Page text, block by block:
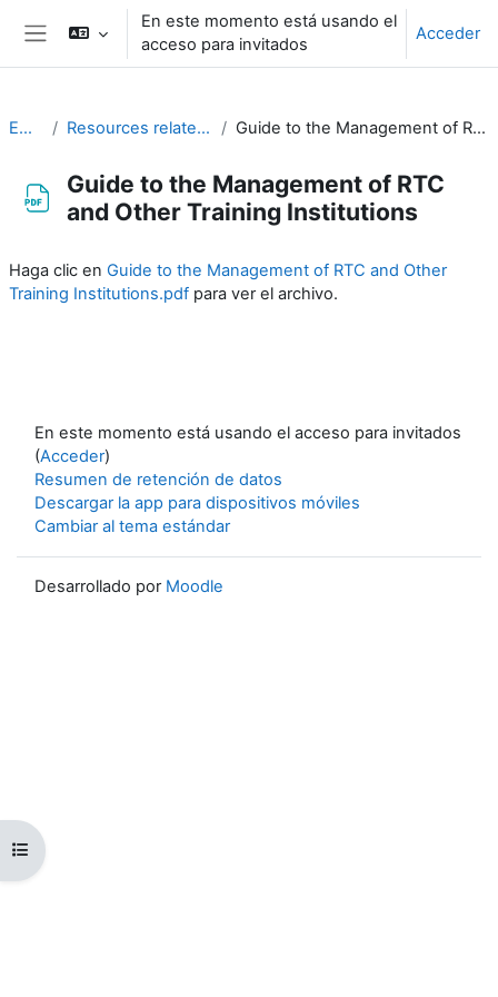
Salta al contenido principal
Panel lateral
En este momento está usando el
acceso para invitados
Acceder
Abrir índice del curso
EC-CDP Resources related to the work of CDP Guide to the Management of RTC and Other Training Institutions
Guide to the Management of RTC
and Other Training Institutions
Haga clic en Guide to the Management of RTC and Other
Training Institutions.pdf para ver el archivo.
En este momento está usando el acceso para invitados
(Acceder)
Resumen de retención de datos
Descargar la app para dispositivos móviles
Cambiar al tema estándar
Desarrollado por Moodle